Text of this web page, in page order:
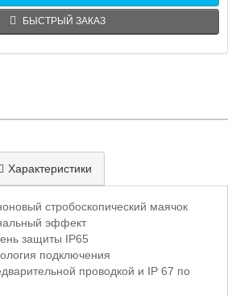
БЫСТРЫЙ ЗАКАЗ
Характеристики
стробоскопический маячок
эффект
защиты IP65
подключения
проводкой и IP 67 по